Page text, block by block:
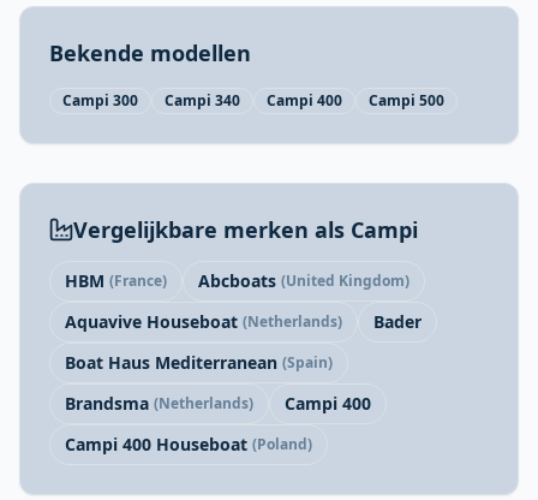
Bekende modellen
Campi 300 Campi 340 Campi 400 Campi 500
Vergelijkbare merken als Campi
HBM (France) Abcboats (United Kingdom)
Aquavive Houseboat (Netherlands)
Bader
Boat Haus Mediterranean (Spain)
Brandsma (Netherlands)
Campi 400
Campi 400 Houseboat (Poland)